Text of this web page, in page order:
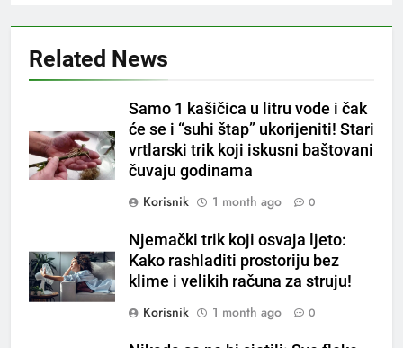
Related News
Samo 1 kašičica u litru vode i čak
će se i “suhi štap” ukorijeniti! Stari
vrtlarski trik koji iskusni baštovani
čuvaju godinama
Korisnik
1 month ago 0
Njemački trik koji osvaja ljeto:
Kako rashladiti prostoriju bez
klime i velikih računa za struju!
Korisnik
1 month ago 0
Čaj od lovora i cimeta – prirodni
napitak za svakodnevnu rutinu
OSTALO
ČISTAČ JETRE: Uzmite gutljaj
na prazan stomak i crijeva će
raditi kao sat, zaboravit ćete na
OSTALO